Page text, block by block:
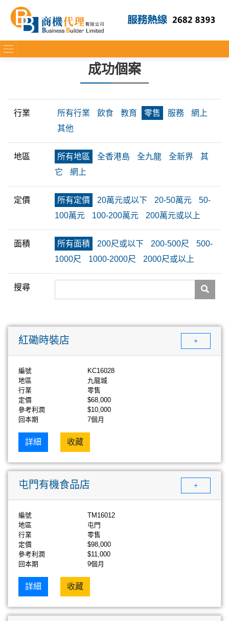
成功個案
行業 所有行業 飲食 教育 零售 服務
網上
其他
地區 所有地區 全香港島 全九龍 全新界
其
它
網上
定價 所有定價 20萬元或以下 20-50萬元
50-
100萬元
100-200萬元 200萬元或以上
面積 所有面積 200尺或以下 200-500尺
500-
1000尺
1000-2000尺 2000尺或以上
搜尋
紅磡時裝店 +
編號
KC16028
地區
九龍城
行業
零售
定價
$68,000
參考利潤
$10,000
回本期
7個月
詳細 收藏
屯門有機食品店 +
編號
TM16012
地區
屯門
行業
零售
定價
$98,000
參考利潤
$11,000
回本期
9個月
詳細 收藏